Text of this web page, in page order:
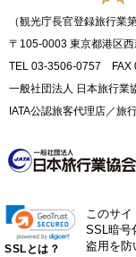
（観光庁長官登録旅行業
〒105-0003 東京都港区
TEL 03-3506-0757 FAX
一般社団法人 日本旅行業
IATA公認旅客代理店／旅
SSLとは？
このサイ
SSL暗号
盗用を防